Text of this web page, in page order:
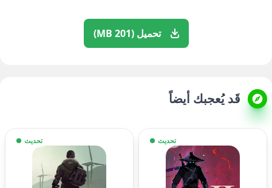
تحميل (201 MB)
قَد يُعجبك أيضاً
تحديث تحديث